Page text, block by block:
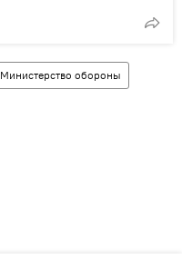
Министерство обороны